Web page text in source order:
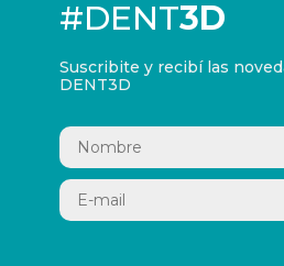
#DENT3D
Suscribite y recibí las
DENT3D